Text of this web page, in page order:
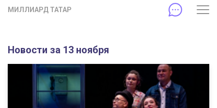
МИЛЛИАРД ТАТАР
Новости за 13 ноября